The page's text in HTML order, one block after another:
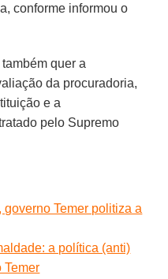
conforme informou o
quer a
da procuradoria,
e a
pelo Supremo
Temer politiza a
a política (anti)
Temer